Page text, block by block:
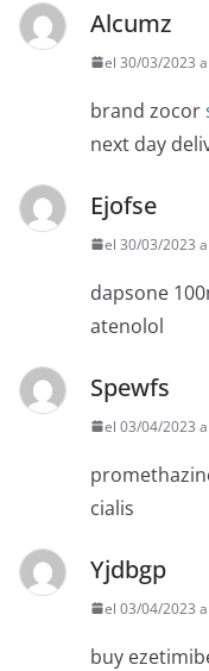
Alcumz
el 30/03/2023
brand zocor
next day
Ejofse
el 30/03/2023
dapsone
atenolol
Spewfs
el 03/04/2023
cialis
Yjdbgp
el 03/04/2023
buy